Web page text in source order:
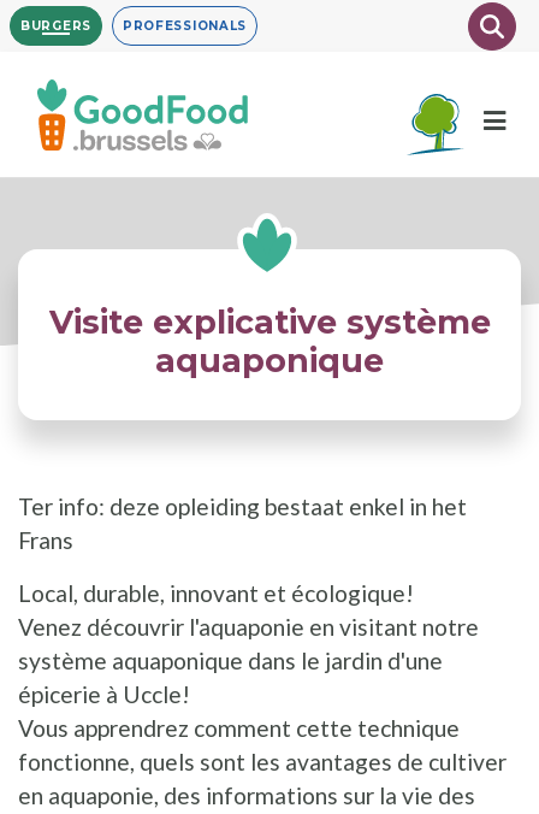
Overslaan
en
inhoud
gaan
BURGERS PROFESSIONALS
Visite explicative système
aquaponique
Ter info: deze opleiding bestaat enkel in het
Frans
Local, durable, innovant et écologique!
Venez découvrir l'aquaponie en visitant notre
système aquaponique dans le jardin d'une
épicerie à Uccle!
Vous apprendrez comment cette technique
fonctionne, quels sont les avantages de cultiver
en aquaponie, des informations sur la vie des